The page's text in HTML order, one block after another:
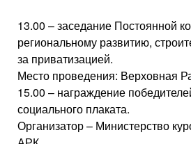
13.00 – заседание Постоянной
региональному развитию,
за приватизацией.
Место проведения: Верховная
15.00 – награждение
социального плаката.
Организатор – Министерство